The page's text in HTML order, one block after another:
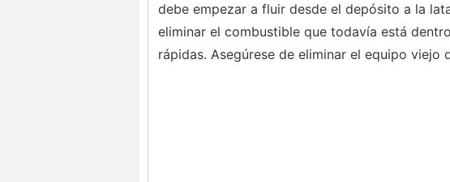
debe empezar a fluir desde el depósito a la
eliminar el combustible que todavía está
rápidas. Asegúrese de eliminar el equipo viejo